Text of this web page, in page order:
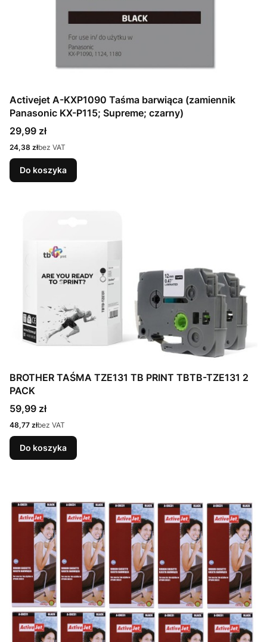
Activejet A-KXP1090 Taśma barwiąca (zamiennik
Panasonic KX-P115; Supreme; czarny)
Cena
29,99 zł
Cena
24,38 złbez VAT
Do koszyka
BROTHER TAŚMA TZE131 TB PRINT TBTB-TZE131 2
PACK
Cena
59,99 zł
Cena
48,77 złbez VAT
Do koszyka